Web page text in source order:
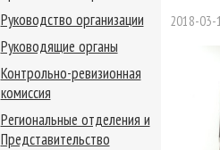
2018-03-
Руководство организации
Руководящие органы
Контрольно-ревизионная
комиссия
Региональные отделения и
Представительство